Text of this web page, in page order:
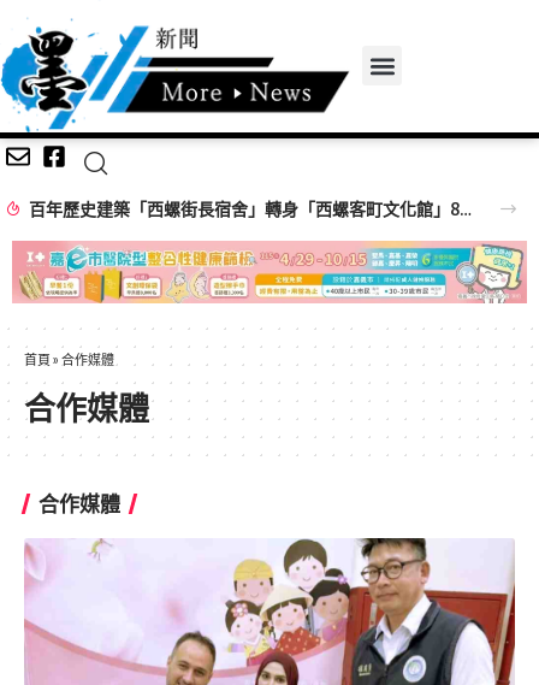
百年歷史建築「西螺街長宿舍」轉身「西螺客町文化館」8/8啟用 首展解密日治至今政治變遷史
首頁 » 合作媒體
合作媒體
合作媒體